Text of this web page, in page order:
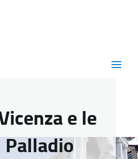
e le